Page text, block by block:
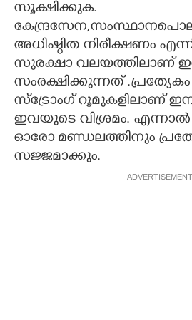
ZOOM
CONTACT US
സൂക്ഷിക്കുക.
അധിഷ്ഠിത നിരീക്ഷണം
സുരക്ഷാ വലയത്തിലാണ്
സംരക്ഷിക്കുന്നത് .പ്രത്യേകം
സ്ട്രോംഗ് റൂമുകളിലാണ്
ഇവയുടെ വിശ്രമം. എന്നാൽ
ഓരാേ മണ്ഡലത്തിനും
സജ്ജമാക്കും.
ADVERTISEMENT